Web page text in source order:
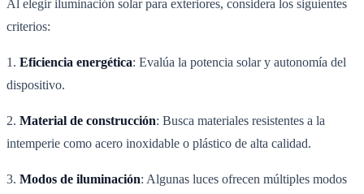
Al elegir iluminación solar para exteriores, considera los siguientes
criterios:
1. Eficiencia energética: Evalúa la potencia solar y autonomía del
dispositivo.
2. Material de construcción: Busca materiales resistentes a la
intemperie como acero inoxidable o plástico de alta calidad.
3. Modos de iluminación: Algunas luces ofrecen múltiples modos